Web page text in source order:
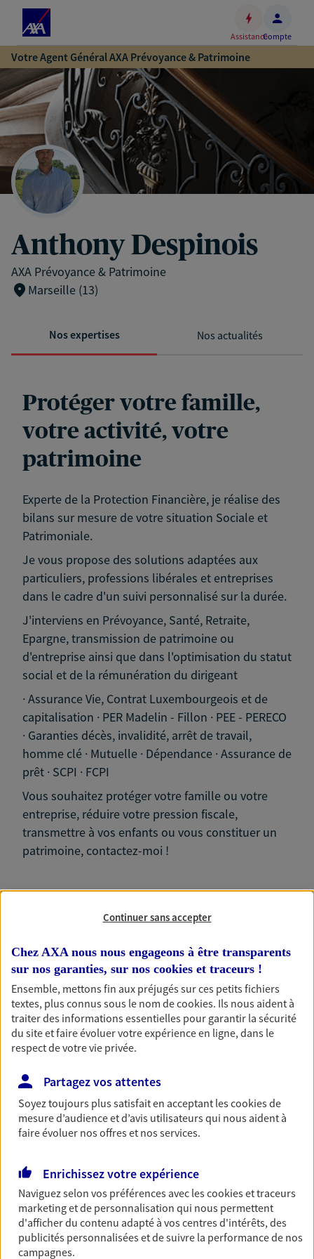
Accéder
au
contenu
principal
Accéder
au
pied
de
page
AssistanceCompte
Votre Agent Général AXA Prévoyance & Patrimoine
Anthony Despinois
AXA Prévoyance & Patrimoine
Marseille (13)
Nos expertises Nos actualités
Protéger votre famille,
votre activité, votre
patrimoine
Experte de la Protection Financière, je réalise des
bilans sur mesure de votre situation Sociale et
Patrimoniale.
Je vous propose des solutions adaptées aux
particuliers, professions libérales et entreprises
dans le cadre d'un suivi personnalisé sur la durée.
J'interviens en Prévoyance, Santé, Retraite,
Epargne, transmission de patrimoine ou
d'entreprise ainsi que dans l'optimisation du statut
social et de la rémunération du dirigeant
· Assurance Vie, Contrat Luxembourgeois et de
capitalisation · PER Madelin - Fillon · PEE - PERECO
· Garanties décès, invalidité, arrêt de travail,
homme clé · Mutuelle · Dépendance · Assurance de
prêt · SCPI · FCPI
Vous souhaitez protéger votre famille ou votre
entreprise, réduire votre pression fiscale,
transmettre à vos enfants ou vous constituer un
patrimoine, contactez-moi !
Accompagner les
professionnels et les
entreprises
bâtissons ensemble des solutions cohérentes pour
protéger votre activité, vos collaborateurs... mais aussi
vous-même et votre famille.
Achat immobilier, installation, départ à la retraite…
Autant de moments de vie qui nécessitent des solutions
d'assurance et d'épargne. Recevez un conseil d'expert
cohérent avec vos besoins
Continuer sans accepter
Chez AXA nous nous engageons à être transparents
sur nos garanties, sur nos cookies et traceurs !
Ensemble, mettons fin aux préjugés sur ces petits fichiers
textes, plus connus sous le nom decookies. Ils nous aident à
traiter des informations essentielles pour garantir la sécurité
du site et faire évoluer votre expérience en ligne, dans le
respect de votre vie privée.
Partagez vos attentes
Soyez toujours plus satisfait en acceptant lescookiesde
mesure d’audience et d’avis utilisateurs qui nous aident à
faire évoluer nos offres et nos services.
Enrichissez votre expérience
Naviguez selon vos préférences avec lescookies et traceurs
marketing et de personnalisation qui nous permettent
d'afficher du contenu adapté à vos centres d'intérêts, des
publicités personnalisées et de suivre la performance de nos
campagnes.